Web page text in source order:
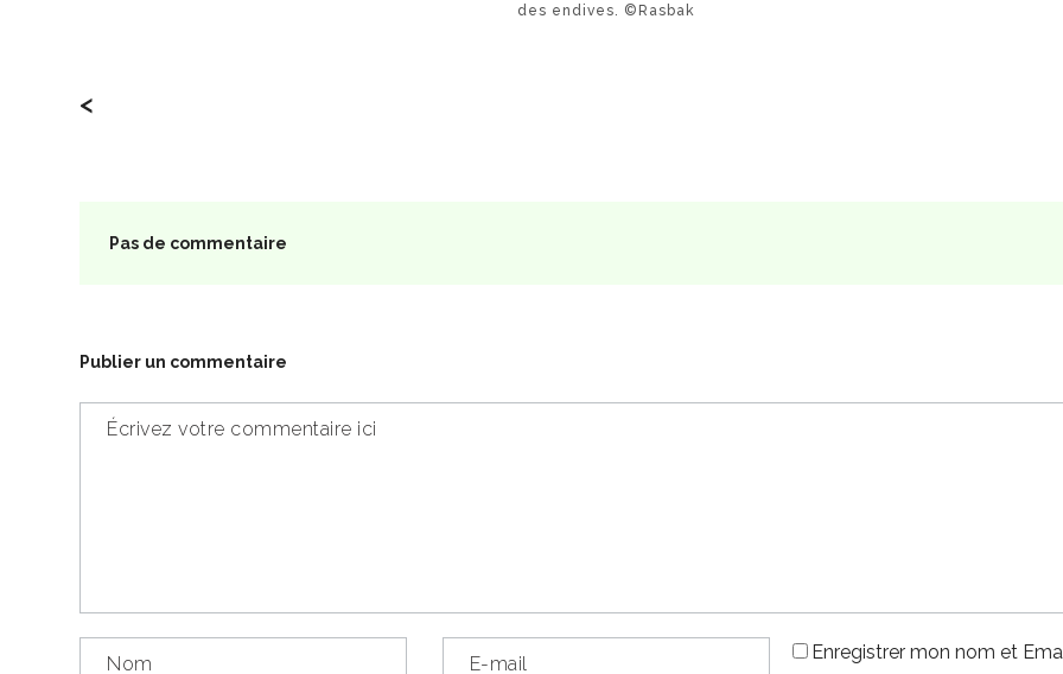
des endives. ©Rasbak
<
Pas de commentaire
Publier un commentaire
Enregistrer mon nom et